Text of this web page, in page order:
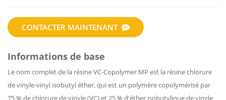
CONTACTER MAINTENANT
Informations de base
Le nom complet de la résine VC-Copolymer MP est la résine chlorure
de vinyle-vinyl isobutyl éther, qui est un polymère copolymérisé par
75 % de chlorure de vinyle (VC) et 25 % d'éther isobutylique de vinyle